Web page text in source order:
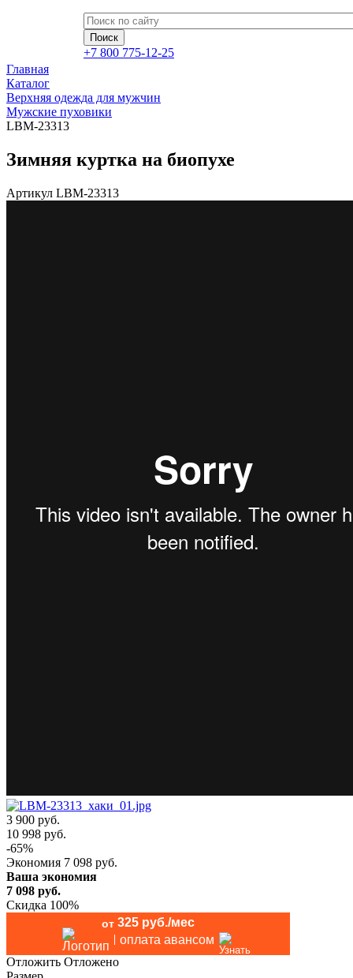
+7 800 775-12-25
Главная
Каталог
Верхняя одежда для мужчин
Мужские пуховики
LBM-23313
Зимняя куртка на биопухе
Артикул LBM-23313
3 900 руб.
10 998 руб.
-65%
Экономия 7 098 руб.
Ваша экономия
7 098 руб.
Скидка 100%
от 325 руб./мес
оплата авансом
Отложить Отложено